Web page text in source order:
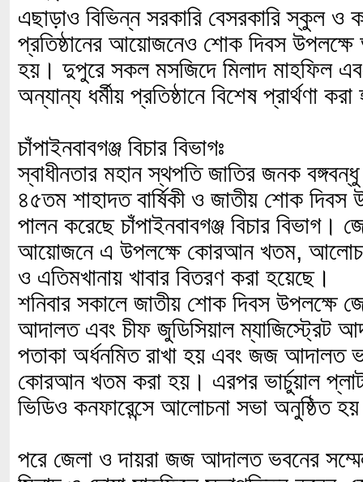
এছাড়াও বিভিন্ন সরকারি বেসরকারি স্কুল ও
প্রতিষ্ঠানের আয়োজনেও শোক দিবস
হয়। দুপুরে সকল মসজিদে মিলাদ মাহফিল এবং
অন্যান্য ধর্মীয় প্রতিষ্ঠানে বিশেষ প্রার্থণা
চাঁপাইনবাবগঞ্জ বিচার বিভাগঃ
স্বাধীনতার মহান স্থপতি জাতির জনক
৪৫তম শাহাদত বার্ষিকী ও জাতীয় শোক দিবস
পালন করেছে চাঁপাইনবাবগঞ্জ বিচার বিভাগ।
আয়োজনে এ উপলক্ষে কোরআন খতম,
ও এতিমখানায় খাবার বিতরণ করা হয়েছে।
শনিবার সকালে জাতীয় শোক দিবস উপলক্ষে
আদালত এবং চীফ জুডিসিয়াল ম্যাজিস্ট্রেট
পতাকা অর্ধনমিত রাখা হয় এবং জজ আদালত
কোরআন খতম করা হয়। এরপর ভার্চুয়াল
ভিডিও কনফারেন্সে আলোচনা সভা অনুষ্ঠিত
পরে জেলা ও দায়রা জজ আদালত ভবনের